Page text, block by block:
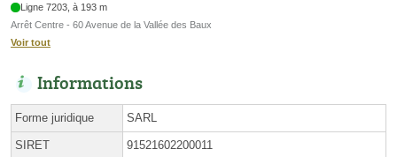
Ligne 7203, à 193 m
Arrêt Centre - 60 Avenue de la Vallée des Baux
Voir tout
Informations
Forme juridique SARL
SIRET 91521602200011